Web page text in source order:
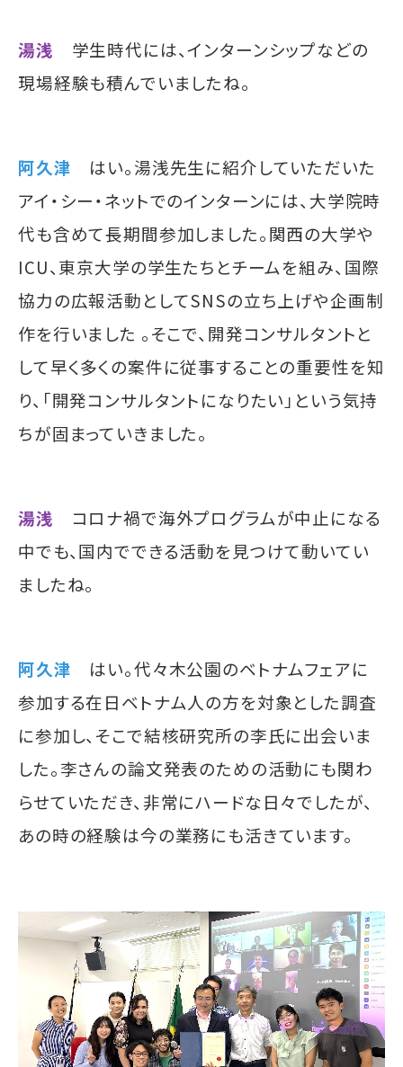
湯浅 学生時代には、インターンシップなどの
現場経験も積んでいましたね。
阿久津 はい。湯浅先生に紹介していただいた
アイ・シー・ネットでのインターンには、大学院時
代も含めて長期間参加しました。関西の大学や
ICU、東京大学の学生たちとチームを組み、国際
協力の広報活動としてSNSの立ち上げや企画制
作を行いました 。そこで、開発コンサルタントと
して早く多くの案件に従事することの重要性を知
り、「開発コンサルタントになりたい」という気持
ちが固まっていきました。
湯浅 コロナ禍で海外プログラムが中止になる
中でも、国内でできる活動を見つけて動いてい
ましたね。
阿久津 はい。代々木公園のベトナムフェアに
参加する在日ベトナム人の方を対象とした調査
に参加し、そこで結核研究所の李氏に出会いま
した。李さんの論文発表のための活動にも関わ
らせていただき、非常にハードな日々でしたが、
あの時の経験は今の業務にも活きています。